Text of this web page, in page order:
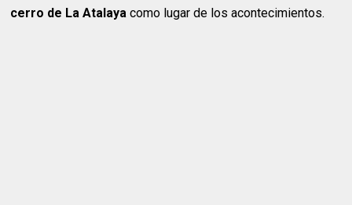
cerro de La Atalaya como lugar de los acontecimientos.